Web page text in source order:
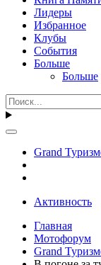
Лидеры
Избранное
Клубы
События
Больше
Больше
Grand
Активность
Главная
Мотофорум
Grand